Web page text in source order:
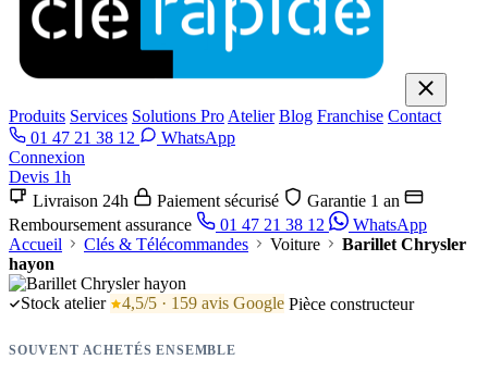
Produits Services Solutions Pro Atelier Blog Franchise Contact
01 47 21 38 12
WhatsApp
Connexion
Devis 1h
Livraison 24h
Paiement sécurisé
Garantie 1 an
Remboursement assurance
01 47 21 38 12
WhatsApp
Accueil
Clés & Télécommandes Voiture
Barillet Chrysler
hayon
Stock atelier 4,5/5 · 159 avis Google Pièce constructeur
SOUVENT ACHETÉS ENSEMBLE